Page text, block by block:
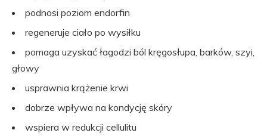
podnosi poziom endorfin
regeneruje ciało po wysiłku
pomaga uzyskać łagodzi ból kręgosłupa, barków, szyi,
głowy
usprawnia krążenie krwi
dobrze wpływa na kondycję skóry
wspiera w redukcji cellulitu